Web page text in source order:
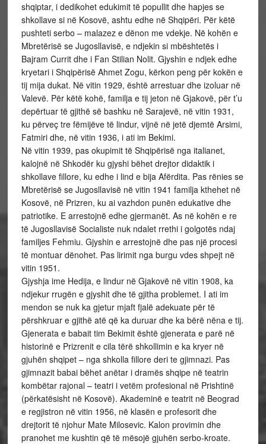
shqiptar, i dedikohet edukimit të popullit dhe hapjes se
shkollave si në Kosovë, ashtu edhe në Shqipëri. Për këtë
pushteti serbo – malazez e dënon me vdekje. Në kohën e
Mbretërisë se Jugosllavisë, e ndjekin si mbështetës i
Bajram Currit dhe i Fan Stilian Nolit. Gjyshin e ndjek edhe
kryetari i Shqipërisë Ahmet Zogu, kërkon peng për kokën e
tij mija dukat. Në vitin 1929, është arrestuar dhe izoluar në
Valevë. Për këtë kohë, familja e tij jeton në Gjakovë, për t’u
depërtuar të gjithë së bashku në Sarajevë, në vitin 1931,
ku përveç tre fëmijëve të lindur, vijnë në jetë djemtë Arsimi,
Fatmiri dhe, në vitin 1936, i ati im Bekimi.
Në vitin 1939, pas okupimit të Shqipërisë nga italianet,
kalojnë në Shkodër ku gjyshi bëhet drejtor didaktik i
shkollave fillore, ku edhe i lind e bija Afërdita. Pas rënies se
Mbretërisë se Jugosllavisë në vitin 1941 familja kthehet në
Kosovë, në Prizren, ku ai vazhdon punën edukative dhe
patriotike. E arrestojnë edhe gjermanët. As në kohën e re
të Jugosllavisë Socialiste nuk ndalet rrethi i golgotës ndaj
familjes Fehmiu. Gjyshin e arrestojnë dhe pas një procesi
të montuar dënohet. Pas lirimit nga burgu vdes shpejt në
vitin 1951.
Gjyshja ime Hedija, e lindur në Gjakovë në vitin 1908, ka
ndjekur rrugën e gjyshit dhe të gjitha problemet. I ati im
mendon se nuk ka gjetur mjaft fjalë adekuate për të
përshkruar e gjithë atë që ka duruar dhe ka bërë nëna e tij.
Gjenerata e babait tim Bekimit është gjenerata e parë në
historinë e Prizrenit e cila tërë shkollimin e ka kryer në
gjuhën shqipet – nga shkolla fillore deri te gjimnazi. Pas
gjimnazit babai bëhet anëtar i dramës shqipe në teatrin
kombëtar rajonal – teatri i vetëm profesional në Prishtinë
(përkatësisht në Kosovë). Akademinë e teatrit në Beograd
e regjistron në vitin 1956, në klasën e profesorit dhe
drejtorit të njohur Mate Milosevic. Kalon provimin dhe
pranohet me kushtin që të mësojë gjuhën serbo-kroate.